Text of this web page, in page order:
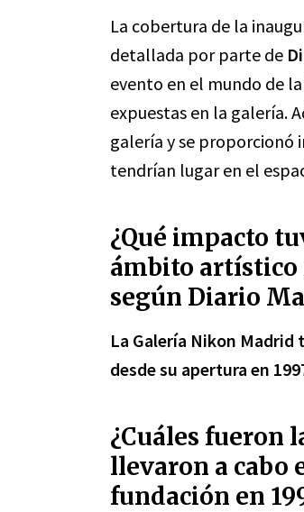
La cobertura de la
detallada por parte de
evento en el mundo de
expuestas en la galería.
galería y se proporcionó
tendrían lugar en el
¿Qué impacto
ámbito artístico
según Diario
La Galería Nikon
desde su apertura en
¿Cuáles fueron
llevaron a cabo
fundación en